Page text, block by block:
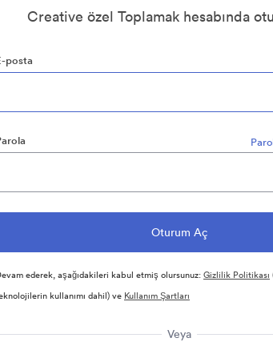
Creative özel Toplamak hesabında
posta
ederek, aşağıdakileri kabul etmiş olursunuz:Gizlilik Politikası
kullanımı dahil) ve Kullanım Şartları
Veya